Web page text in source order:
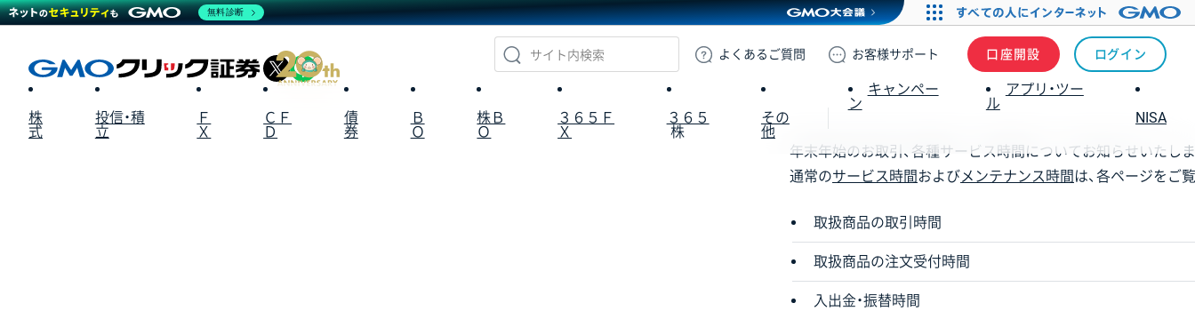
GMOクリック証券
よくある ご質問 お客様サポート 口座開設 ログイン
X
株
式
投信・積
立
Ｆ
Ｘ
ＣＦ
Ｄ
債
券
Ｂ
Ｏ
株Ｂ
Ｏ
３６５Ｆ
Ｘ
３６５
株
その
他
キャンペー
ン
アプリ・ツー
ル
NISA
年末年始のお取引、各種サービス時間についてお知らせいたし
通常のサービス時間 およびメンテナンス時間 は、各ページをご
取扱商品の取引時間
取扱商品の注文受付時間
入出金・振替時間
無料診断